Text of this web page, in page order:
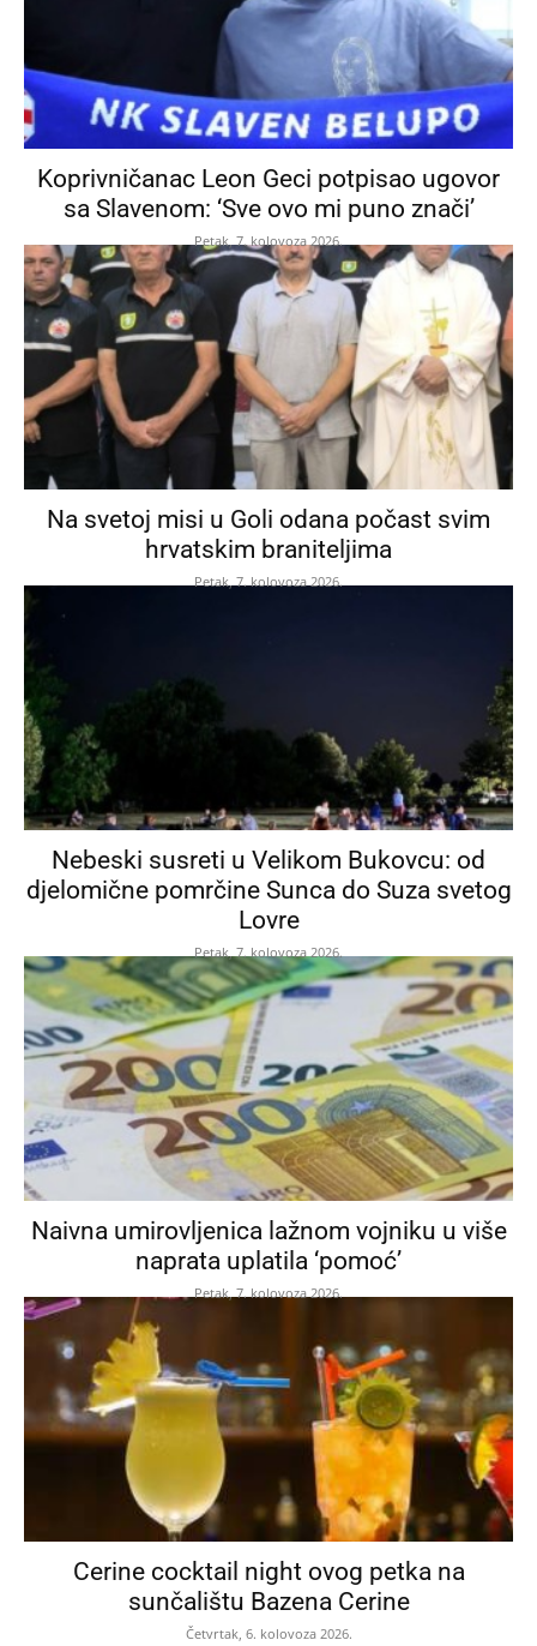
Koprivničanac Leon Geci potpisao ugovor
sa Slavenom: ‘Sve ovo mi puno znači’
Petak, 7. kolovoza 2026.
Na svetoj misi u Goli odana počast svim
hrvatskim braniteljima
Petak, 7. kolovoza 2026.
Nebeski susreti u Velikom Bukovcu: od
djelomične pomrčine Sunca do Suza svetog
Lovre
Petak, 7. kolovoza 2026.
Naivna umirovljenica lažnom vojniku u više
naprata uplatila ‘pomoć’
Petak, 7. kolovoza 2026.
Cerine cocktail night ovog petka na
sunčalištu Bazena Cerine
Četvrtak, 6. kolovoza 2026.